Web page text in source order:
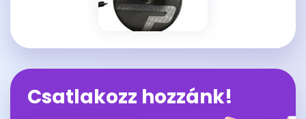
Csatlakozz hozzánk!